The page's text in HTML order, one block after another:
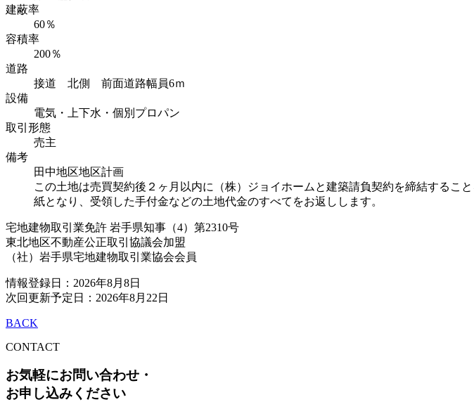
建蔽率
60％
容積率
200％
道路
接道 北側 前面道路幅員6ｍ
設備
電気・上下水・個別プロパン
取引形態
売主
備考
田中地区地区計画
この土地は売買契約後２ヶ月以内に（株）ジョイホームと建築請負契約を締結するこ
紙となり、受領した手付金などの土地代金のすべてをお返しします。
宅地建物取引業免許 岩手県知事（4）第2310号
東北地区不動産公正取引協議会加盟
（社）岩手県宅地建物取引業協会会員
情報登録日：2026年8月8日
次回更新予定日：2026年8月22日
BACK
CONTACT
お気軽にお問い合わせ・
お申し込みください